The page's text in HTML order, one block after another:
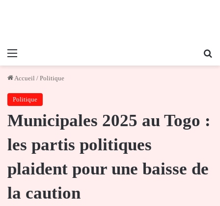
Menu
Accueil / Politique
Politique
Municipales 2025 au Togo :
les partis politiques
plaident pour une baisse de
la caution